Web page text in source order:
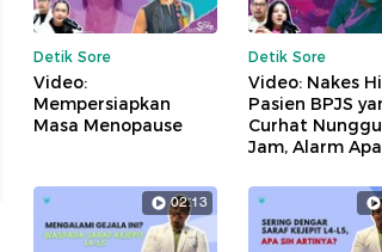
Detik Sore
Video:
Mempersiapkan
Masa Menopause
Detik Sore
Video: Nakes
Pasien BPJS
Curhat
Jam, Alarm
02:13